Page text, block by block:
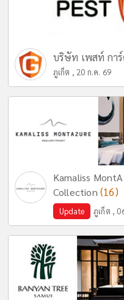
บริษัท เพสท์ การ์
ภูเก็ต , 20 ก.ค. 69
Kamaliss
Collection (16)
Update ภูเก็ต ,